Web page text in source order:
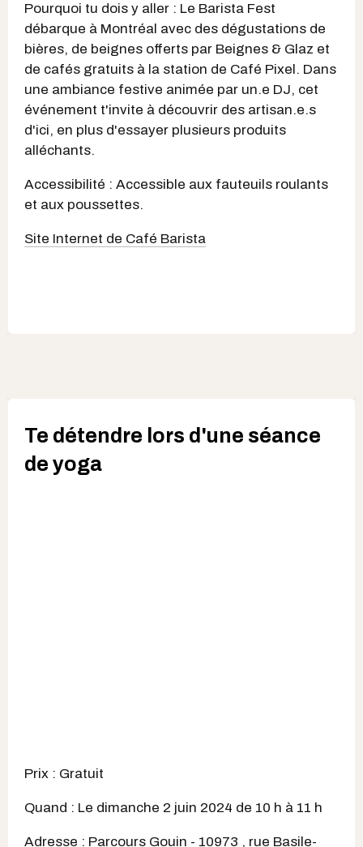
Pourquoi tu dois y aller : Le Barista Fest
débarque à Montréal avec des dégustations de
bières, de beignes offerts par Beignes & Glaz et
de cafés gratuits à la station de Café Pixel. Dans
une ambiance festive animée par un.e DJ, cet
événement t'invite à découvrir des artisan.e.s
d'ici, en plus d'essayer plusieurs produits
alléchants.
Accessibilité : Accessible aux fauteuils roulants
et aux poussettes.
Site Internet de Café Barista
Te détendre lors d'une séance
de yoga
Prix : Gratuit
Quand : Le dimanche 2 juin 2024 de 10 h à 11 h
Adresse : Parcours Gouin - 10973 , rue Basile-